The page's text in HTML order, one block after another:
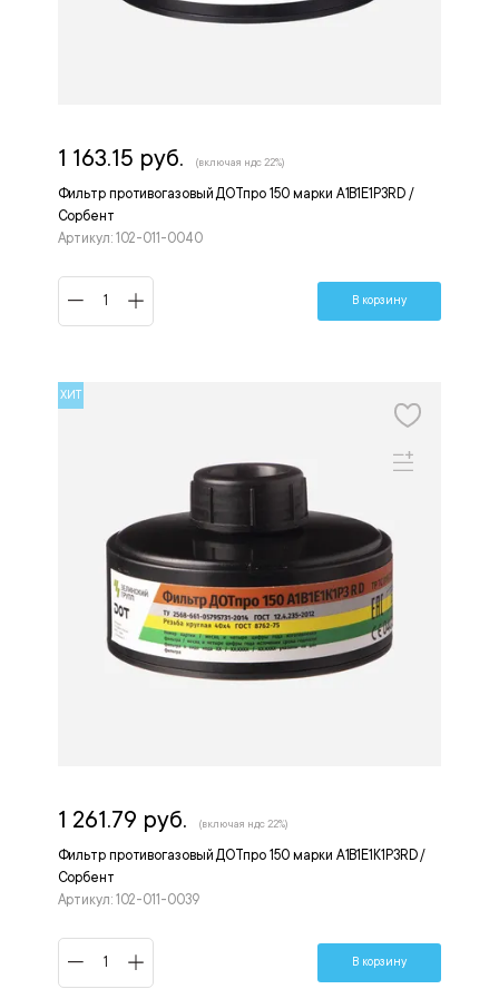
Фильтр противогазовый ДОТпро 150 марки A1B1E1P3RD /
Сорбент
Артикул: 102-011-0040
1 163.15 руб. (включая ндс 22%)
В корзину
ХИТ
Фильтр противогазовый ДОТпро 150 марки A1B1E1K1P3RD /
Сорбент
Артикул: 102-011-0039
1 261.79 руб. (включая ндс 22%)
В корзину